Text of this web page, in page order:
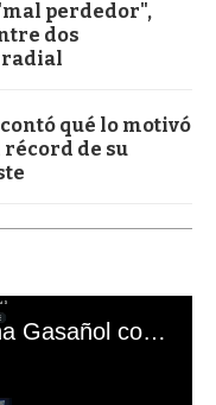
perdedor",
dos
radial
qué lo motivó
de su
El mal momento de Yanina Gasañol con un hincha argentino en "Subrayado"